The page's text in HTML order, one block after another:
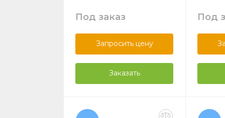
Под заказ
Запросить цену
Заказать
Под